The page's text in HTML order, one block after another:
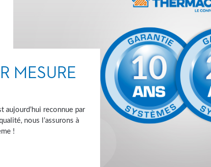
MESURE
aujourd’hui reconnue par
nous l’assurons à
!